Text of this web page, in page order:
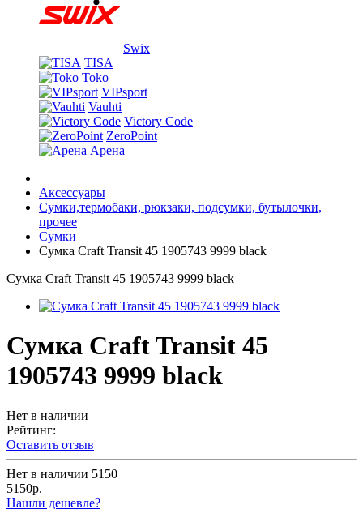
Swix
TISA
Toko
VIPsport
Vauhti
Victory Code
ZeroPoint
Арена
Аксессуары
Сумки,термобаки, рюкзаки, подсумки, бутылочки,
прочее
Сумки
Сумка Craft Transit 45 1905743 9999 black
Сумка Craft Transit 45 1905743 9999 black
Сумка Craft Transit 45
1905743 9999 black
Нет в наличии
Рейтинг:
Оставить отзыв
Нет в наличии 5150
5150р.
Нашли дешевле?